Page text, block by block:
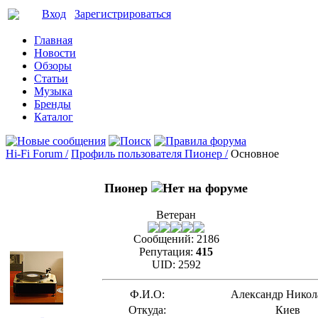
Вход Зарегистрироваться
Главная
Новости
Обзоры
Статьи
Музыка
Бренды
Каталог
Hi-Fi Forum / Профиль пользователя Пионер / Основное
Пионер
Ветеран
Сообщений: 2186
Репутация: 415
UID: 2592
Ф.И.О:
Александр
Откуда:
Киев